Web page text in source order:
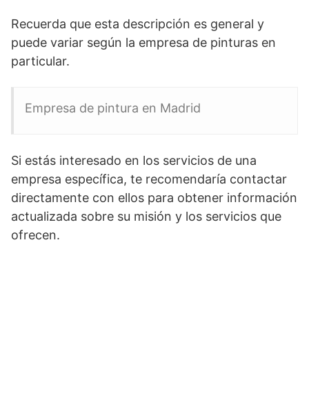
Recuerda que esta descripción es general y
puede variar según la empresa de pinturas en
particular.
Empresa de pintura en Madrid
Si estás interesado en los servicios de una
empresa específica, te recomendaría contactar
directamente con ellos para obtener información
actualizada sobre su misión y los servicios que
ofrecen.